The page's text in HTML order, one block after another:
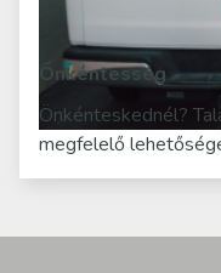
Önkéntesség
Önkénteskednél?
megfelelő